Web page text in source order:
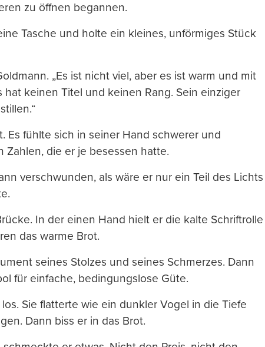
zu öffnen begannen.
Tasche und holte ein kleines, unförmiges Stück
„Es ist nicht viel, aber es ist warm und mit
keinen Titel und keinen Rang. Sein einziger
Es fühlte sich in seiner Hand schwerer und
Zahlen, die er je besessen hatte.
verschwunden, als wäre er nur ein Teil des Lichts
In der einen Hand hielt er die kalte Schriftrolle
das warme Brot.
seines Stolzes und seines Schmerzes. Dann
für einfache, bedingungslose Güte.
Sie flatterte wie ein dunkler Vogel in die Tiefe
Dann biss er in das Brot.